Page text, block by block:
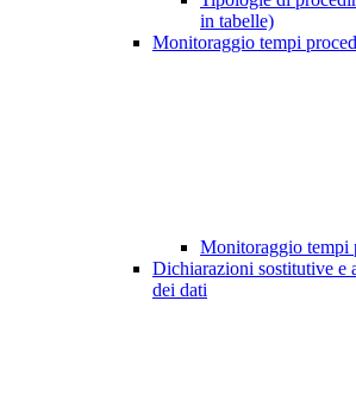
in tabelle)
Monitoraggio tempi
Monitoraggio tempi
Dichiarazioni sostitutive e
dei dati